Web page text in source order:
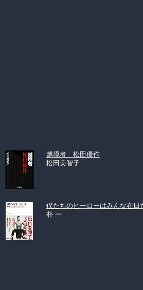
越境者 松田優作
松田美智子
僕たちのヒーローはみんな在
朴 一